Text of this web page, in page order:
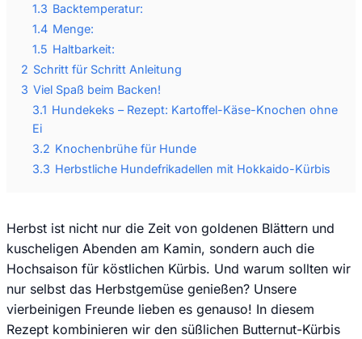
1.3 Backtemperatur:
1.4 Menge:
1.5 Haltbarkeit:
2 Schritt für Schritt Anleitung
3 Viel Spaß beim Backen!
3.1 Hundekeks – Rezept: Kartoffel-Käse-Knochen ohne
Ei
3.2 Knochenbrühe für Hunde
3.3 Herbstliche Hundefrikadellen mit Hokkaido-Kürbis
Herbst ist nicht nur die Zeit von goldenen Blättern und
kuscheligen Abenden am Kamin, sondern auch die
Hochsaison für köstlichen Kürbis. Und warum sollten wir
nur selbst das Herbstgemüse genießen? Unsere
vierbeinigen Freunde lieben es genauso! In diesem
Rezept kombinieren wir den süßlichen Butternut-Kürbis